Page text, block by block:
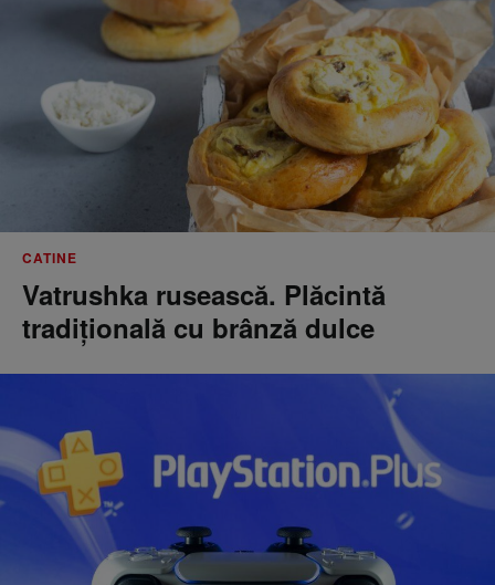
CATINE
Vatrushka rusească. Plăcintă
tradițională cu brânză dulce